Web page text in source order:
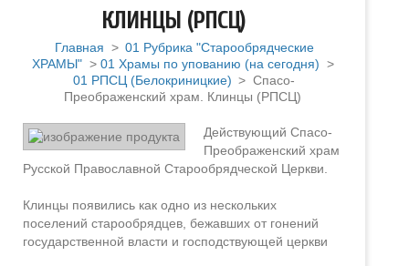
КЛИНЦЫ (РПСЦ)
Главная > 01 Рубрика "Старообрядческие
ХРАМЫ"> 01 Храмы по упованию (на сегодня) >
01 РПСЦ (Белокриницкие) > Спасо-
Преображенский храм. Клинцы (РПСЦ)
Действующий Спасо-
Преображенский храм
Русской Православной Старообрядческой Церкви.
Клинцы появились как одно из нескольких
поселений старообрядцев, бежавших от гонений
государственной власти и господствующей церкви